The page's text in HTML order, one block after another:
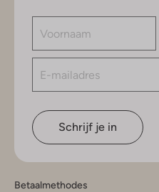
Schrijf je in
Betaalmethodes